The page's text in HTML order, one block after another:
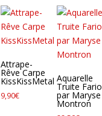
popularité
Attrape-
Rêve Carpe
KissKissMetal
9,90€
Aquarelle
Truite Fario
par Maryse
Montron